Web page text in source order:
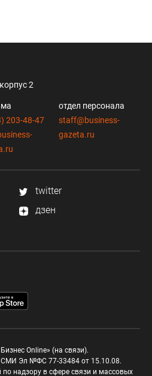
2
203-48-47
отдел персонала
staff@business-
gazeta.ru
twitter
дзен
Online» (на связи).
СМИ Эл №ФС 77-33484 от 15.10.08.
надзору в сфере связи и массовых